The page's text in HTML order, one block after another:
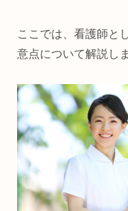
ここでは、看護師と
意点について解説し